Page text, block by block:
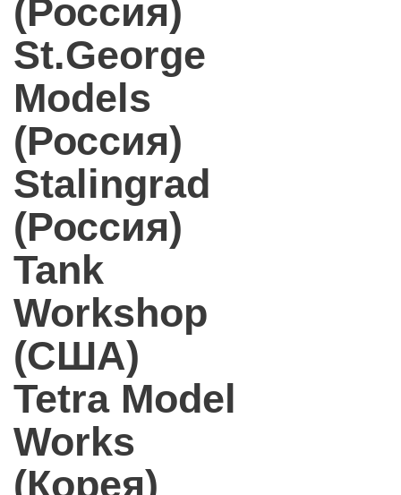
(Россия)
St.George
Models
(Россия)
Stalingrad
(Россия)
Tank
Workshop
(США)
Tetra Model
Works
(Корея)